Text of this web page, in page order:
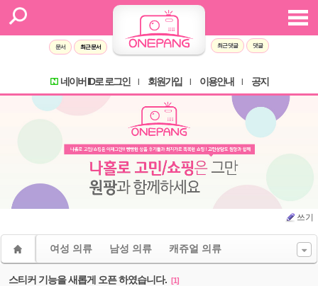
문서 최근 문서 최근 댓글 댓글
네이버 ID로 로그인 회원가입 이용안내 공지
쓰기
여성 의류 남성 의류 캐쥬얼 의류
스티커 기능을 새롭게 오픈 하였습니다. [1]